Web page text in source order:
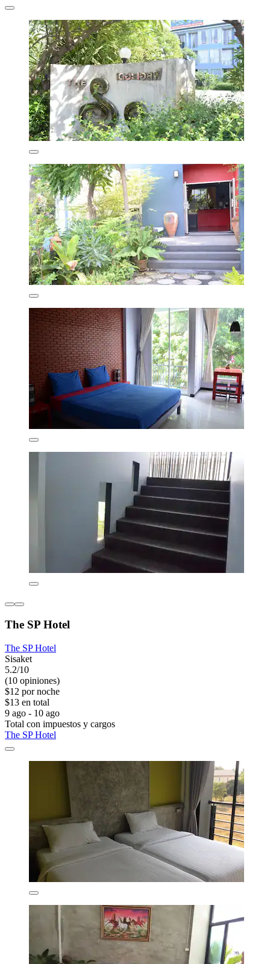
The SP Hotel
The SP Hotel
Sisaket
5.2/10
(10 opiniones)
$12 por noche
$13 en total
9 ago - 10 ago
Total con impuestos y cargos
The SP Hotel